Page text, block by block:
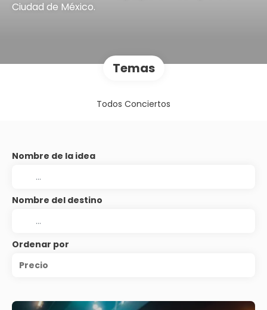
Ciudad de México.
Temas
Todos Conciertos
Nombre de la idea
Nombre del destino
Ordenar por
Precio